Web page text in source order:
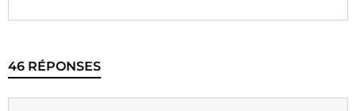
46 RÉPONSES